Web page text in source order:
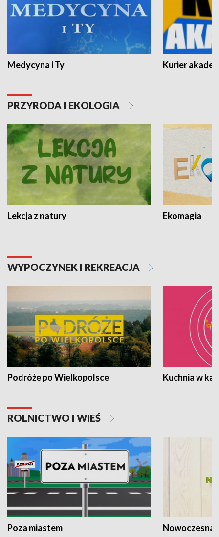
Medycyna i Ty Kurier
PRZYRODA I EKOLOGIA
Lekcja z natury Ekomagia
WYPOCZYNEK I REKREACJA
Podróże po Wielkopolsce Kuchnia w
ROLNICTWO I WIEŚ
Poza miastem Nowoczesna